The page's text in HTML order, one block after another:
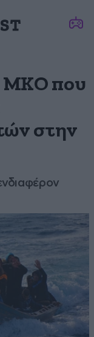
ΜΚΟ που
στην